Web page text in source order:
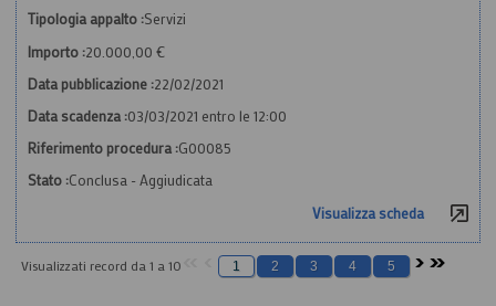
Tipologia appalto :Servizi
Importo :20.000,00 €
Data pubblicazione :22/02/2021
Data scadenza :03/03/2021 entro le 12:00
Riferimento procedura :G00085
Stato :Conclusa - Aggiudicata
Visualizza scheda
Visualizzati record da 1 a 10